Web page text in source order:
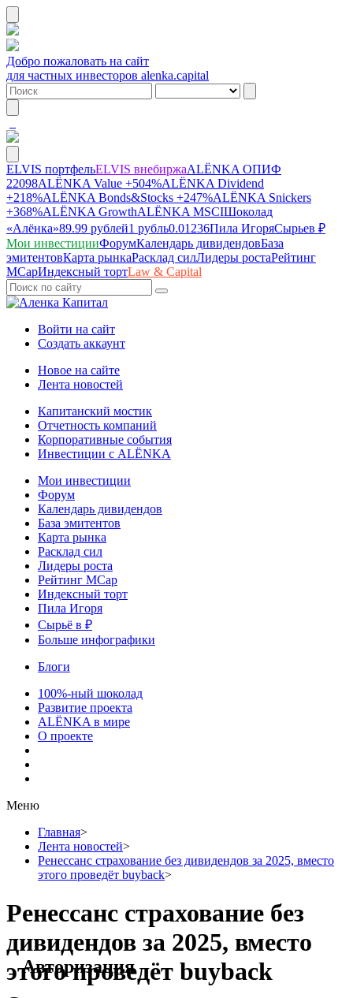
Добро пожаловать на сайт
для частных инвесторов alenka.capital
ELVIS портфельELVIS внебиржаALЁNKA ОПИФ
22098ALЁNKA Value +504%ALЁNKA Dividend
+218%ALЁNKA Bonds&Stocks +247%ALЁNKA Snickers
+368%ALЁNKA GrowthALЁNKA MSCIШоколад
«Алёнка»89.99 рублей1 рубль0.01236Пила ИгоряСырьев ₽
Мои инвестицииФорумКалендарь дивидендовБаза
эмитентовКарта рынкаРасклад силЛидеры ростаРейтинг
MCapИндексный тортLaw & Capital
Войти на сайт
Создать аккаунт
Новое на сайте
Лента новостей
Капитанский мостик
Отчетность компаний
Корпоративные события
Инвестиции с ALЁNKA
Мои инвестиции
Форум
Календарь дивидендов
База эмитентов
Карта рынка
Расклад сил
Лидеры роста
Рейтинг MCap
Индексный торт
Пила Игоря
Сырьё в ₽
Больше инфографики
Блоги
100%-ный шоколад
Развитие проекта
ALЁNKA в мире
О проекте
Меню
Главная>
Лента новостей>
Ренессанс страхование без дивидендов за 2025, вместо
этого проведёт buyback>
Ренессанс страхование без
дивидендов за 2025, вместо
этого проведёт buyback
Авторизация